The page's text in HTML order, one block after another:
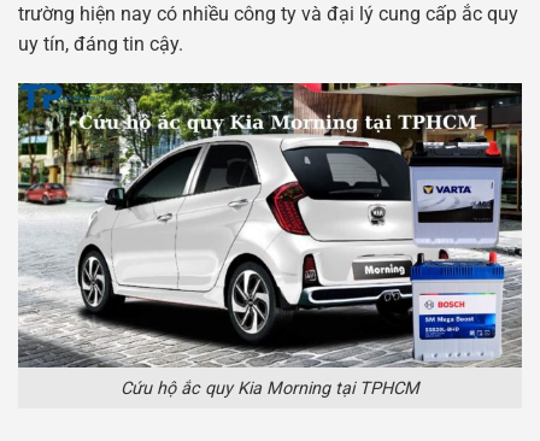
trường hiện nay có nhiều công ty và đại lý cung cấp ắc quy
uy tín, đáng tin cậy.
Cứu hộ ắc quy Kia Morning tại TPHCM